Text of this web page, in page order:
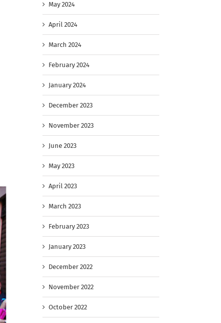
May 2024
April 2024
March 2024
February 2024
January 2024
December 2023
November 2023
June 2023
May 2023
April 2023
March 2023
February 2023
January 2023
December 2022
November 2022
October 2022